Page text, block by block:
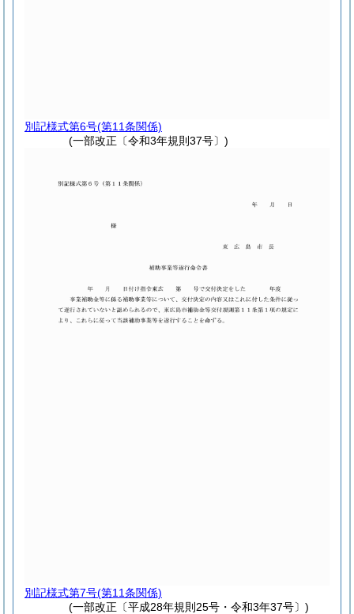
別記様式第6号(第11条関係)
(一部改正〔令和3年規則37号〕)
別記様式第7号(第11条関係)
(一部改正〔平成28年規則25号・令和3年37号〕)